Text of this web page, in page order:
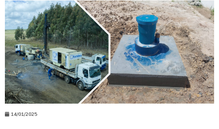
14/01/2025